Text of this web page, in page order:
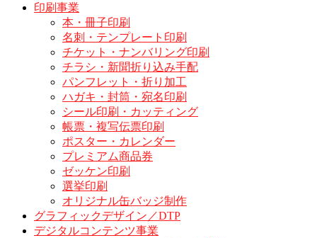
印刷事業
本・冊子印刷
名刺・テンプレート印刷
チケット・ナンバリング印刷
チラシ・新聞折り込み手配
パンフレット・折り加工
ハガキ・封筒・宛名印刷
シール印刷・カッティング
帳票・複写伝票印刷
ポスター・カレンダー
プレミアム商品券
ゼッケン印刷
選挙印刷
オリジナル缶バッジ制作
グラフィックデザイン／DTP
デジタルコンテンツ事業